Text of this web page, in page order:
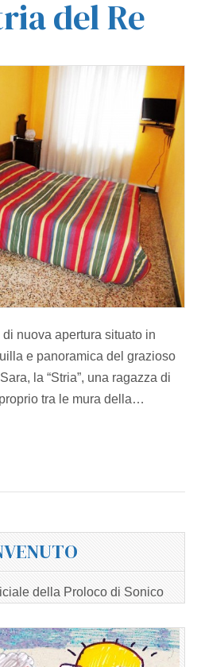
del Re
nuova apertura situato in
e panoramica del grazioso
la “Stria”, una ragazza di
tra le mura della…
della Proloco di Sonico